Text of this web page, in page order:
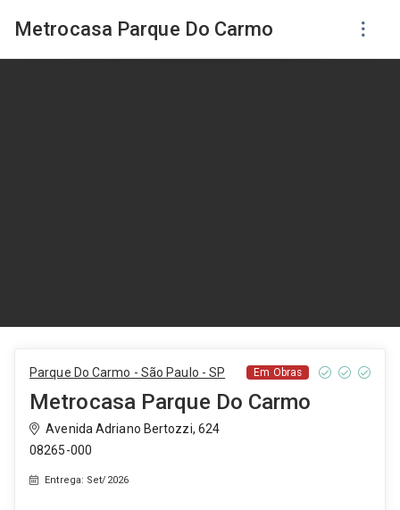
Metrocasa Parque Do Carmo
Parque Do Carmo - São Paulo - SP Em Obras
Metrocasa Parque Do Carmo
Avenida Adriano Bertozzi, 624
08265-000
Entrega: Set/2026